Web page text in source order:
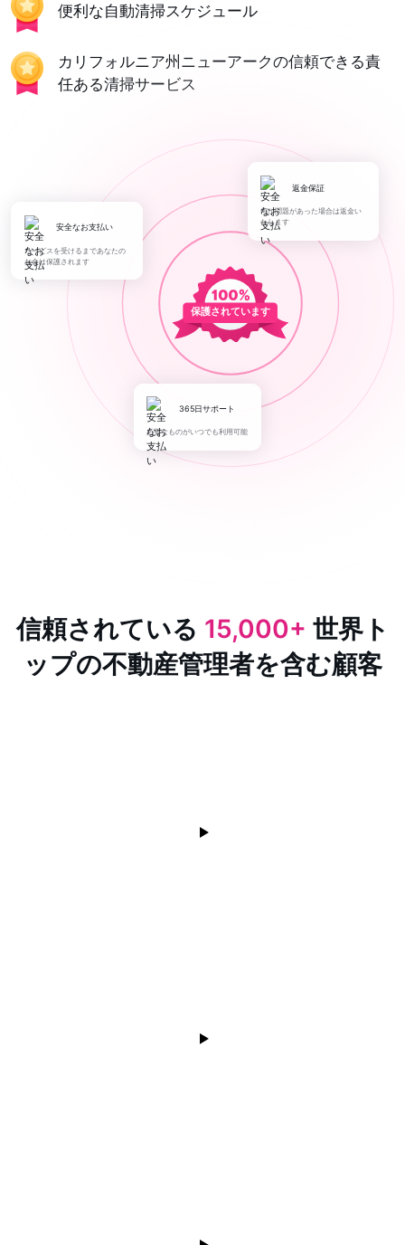
便利な自動清掃スケジュール
カリフォルニア州ニューアークの信頼できる責
任ある清掃サービス
保護されています
安全なお支払い
サービスを受けるまであなたの
お金は保護されます
返金保証
何か問題があった場合は返金い
たします
365日サポート
必要なものがいつでも利用可能
信頼されている 15,000+ 世界ト
ップの不動産管理者を含む顧客